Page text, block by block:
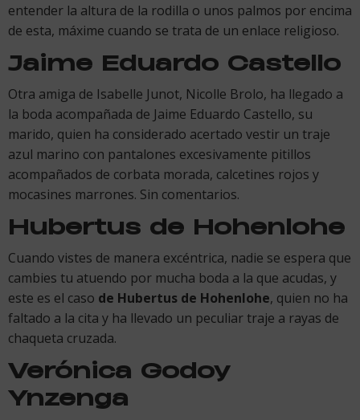
entender la altura de la rodilla o unos palmos por encima
de esta, máxime cuando se trata de un enlace religioso.
Jaime Eduardo Castello
Otra amiga de Isabelle Junot, Nicolle Brolo, ha llegado a
la boda acompañada de Jaime Eduardo Castello, su
marido, quien ha considerado acertado vestir un traje
azul marino con pantalones excesivamente pitillos
acompañados de corbata morada, calcetines rojos y
mocasines marrones. Sin comentarios.
Hubertus de Hohenlohe
Cuando vistes de manera excéntrica, nadie se espera que
cambies tu atuendo por mucha boda a la que acudas, y
este es el caso de Hubertus de Hohenlohe, quien no ha
faltado a la cita y ha llevado un peculiar traje a rayas de
chaqueta cruzada.
Verónica Godoy
Ynzenga